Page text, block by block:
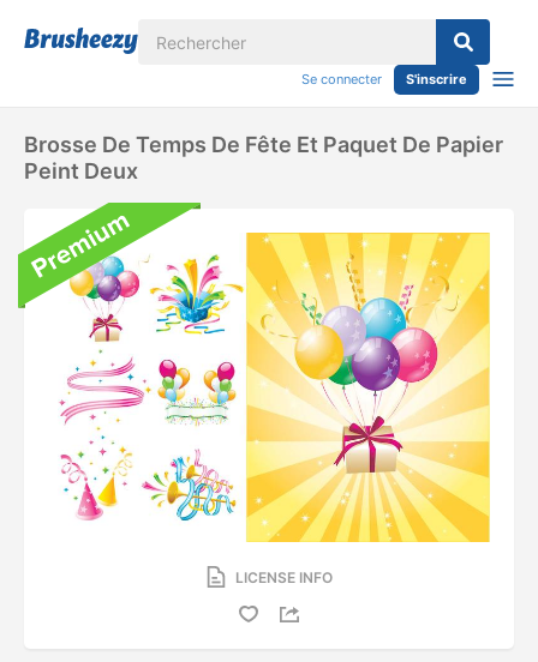
Se connecter S'inscrire
Brosse De Temps De Fête Et Paquet De Papier
Peint Deux
LICENSE INFO